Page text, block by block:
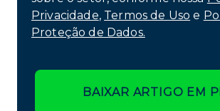
Privacidade, Termos de Uso e
Proteção de Dados.
BAIXAR ARTIGO EM